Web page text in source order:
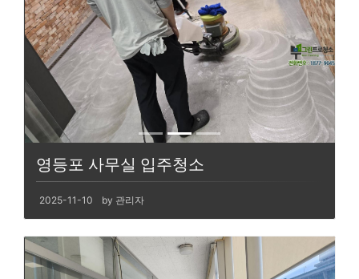
영등포 사무실 입주청소
2025-11-10 by 관리자